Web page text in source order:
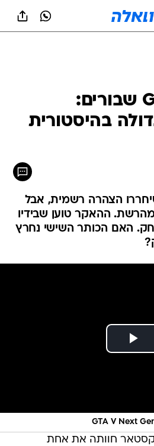
מפתחי GTA 6 שבורים:
בהיסטורית
הצהרה רשמית, אבל
ההאקר טוען שבידיו
האם הכותר השישי נחרץ
GTA V Next
חוותה את אחת